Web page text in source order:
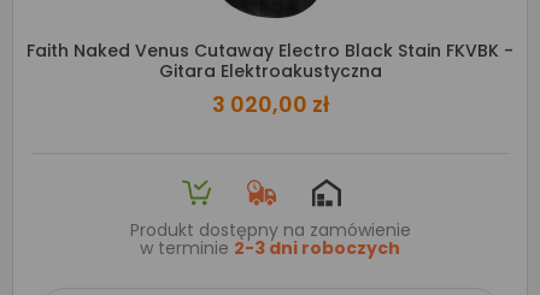
Faith Naked Venus Cutaway Electro Black Stain FKVBK -
Gitara Elektroakustyczna
3 020,00 zł
Produkt dostępny na zamówienie
w terminie 2-3 dni roboczych